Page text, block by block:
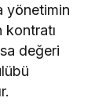
yönetimin
değeri